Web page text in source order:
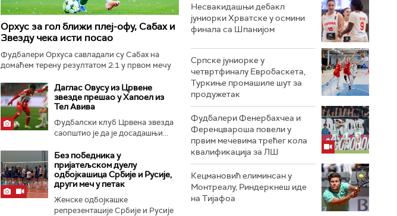
Орхус за гол ближи плеј-офу, Сабах и
Звезду чека исти посао
Фудбалери Орхуса савладали су Сабах на
домаћем терену резултатом 2:1 у првом мечу
Даглас Овусу из Црвене
звезде прешао у Хапоел из
Тел Авива
Фудбалски клуб Црвена звезда
саопштио је да је досадашњи...
Без победника у
пријатељском дуелу
одбојкашица Србије и Русије,
други меч у петак
Женске одбојкашке
репрезентације Србије и Русије
Несвакидашњи дебакл
јуниорки Хрватске у осмини
финала са Шпанијом
Српске јуниорке у
четвртфиналу Евробаскета,
Туркиње промашиле шут за
продужетак
Фудбалери Фенербахчеа и
Ференцвароша повели у
првим мечевима трећег кола
квалификација за ЛШ
Кецмановић елиминсан у
Монтреалу, Риндеркнеш иде
на Тијафоа